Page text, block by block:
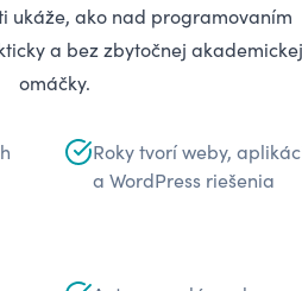
ukáže, ako nad programovaním
a bez zbytočnej akademickej
omáčky.
Roky tvorí weby,
a WordPress riešenia